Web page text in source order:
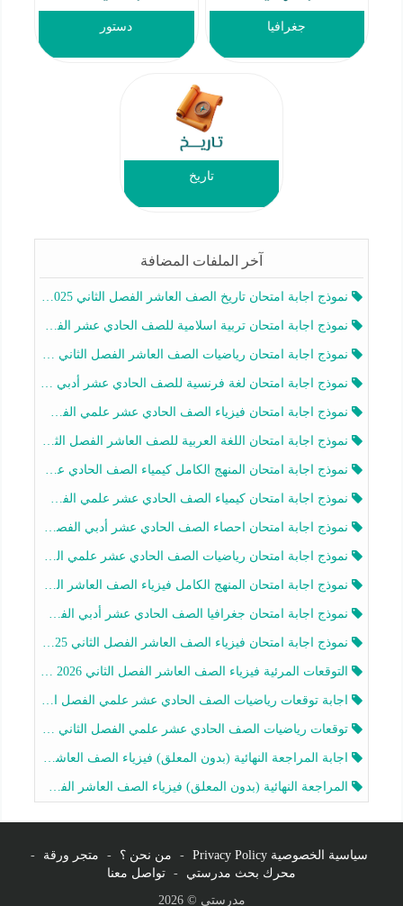
جغرافيا دستور
تاريخ
آخر الملفات المضافة
نموذج اجابة امتحان تاريخ الصف العاشر الفصل الثاني 2025-2026
نموذج اجابة امتحان تربية اسلامية للصف الحادي عشر الفصل الثاني 2025-2026
نموذج اجابة امتحان رياضيات الصف العاشر الفصل الثاني 2025-2026
نموذج اجابة امتحان لغة فرنسية للصف الحادي عشر أدبي الفصل الثاني 2025-2026
نموذج اجابة امتحان فيزياء الصف الحادي عشر علمي الفصل الثاني 2025-2026
نموذج اجابة امتحان اللغة العربية للصف العاشر الفصل الثاني 2025-2026
نموذج اجابة امتحان المنهج الكامل كيمياء الصف الحادي عشر علمي الفصل الثاني 2025-2026
نموذج اجابة امتحان كيمياء الصف الحادي عشر علمي الفصل الثاني 2025-2026
نموذج اجابة امتحان احصاء الصف الحادي عشر أدبي الفصل الثاني 2025-2026
نموذج اجابة امتحان رياضيات الصف الحادي عشر علمي الفصل الثاني 2025-2026
نموذج اجابة امتحان المنهج الكامل فيزياء الصف العاشر الفصل الثاني 2025-2026
نموذج اجابة امتحان جغرافيا الصف الحادي عشر أدبي الفصل الثاني 2025-2026
نموذج اجابة امتحان فيزياء الصف العاشر الفصل الثاني 2025-2026
التوقعات المرئية فيزياء الصف العاشر الفصل الثاني 2026 أ هيثم الليثي
اجابة توقعات رياضيات الصف الحادي عشر علمي الفصل الثاني 2025-2026 أ عمرو فايز
توقعات رياضيات الصف الحادي عشر علمي الفصل الثاني 2025-2026 أ عمرو فايز
اجابة المراجعة النهائية (بدون المعلق) فيزياء الصف العاشر الفصل الثاني أ أحمد نبيه
المراجعة النهائية (بدون المعلق) فيزياء الصف العاشر الفصل الثاني أ أحمد نبيه
سياسية الخصوصية Privacy Policy - من نحن ؟ - متجر ورقة
-
محرك بحث مدرستي
- تواصل معنا
مدرستي © 2026